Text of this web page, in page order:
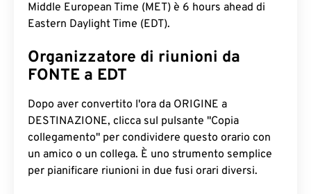
Middle European Time (MET) è 6 hours ahead di
Eastern Daylight Time (EDT).
Organizzatore di riunioni da
FONTE a EDT
Dopo aver convertito l'ora da ORIGINE a
DESTINAZIONE, clicca sul pulsante "Copia
collegamento" per condividere questo orario con
un amico o un collega. È uno strumento semplice
per pianificare riunioni in due fusi orari diversi.